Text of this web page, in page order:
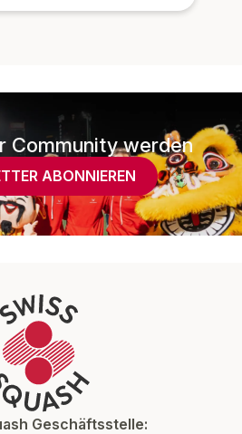
Community werden
ABONNIEREN
Geschäftsstelle: